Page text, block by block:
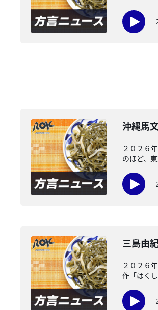
沖縄馬
２０２６
のほど、
三島由
２０２６
作「はく